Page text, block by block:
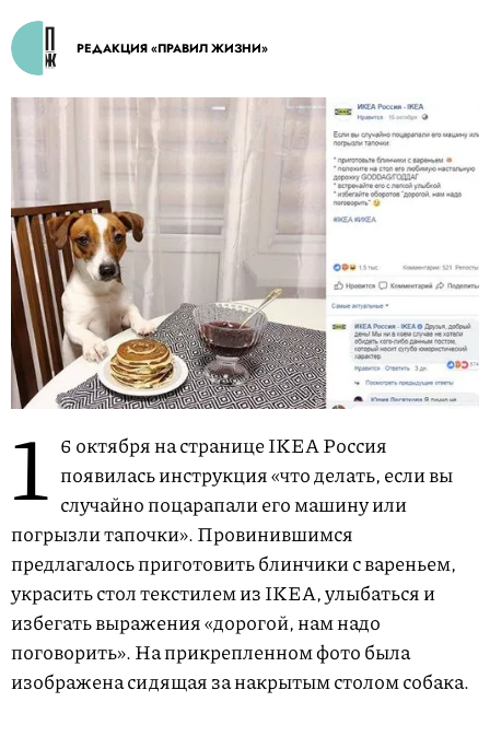
РЕДАКЦИЯ «ПРАВИЛ ЖИЗНИ»
1 6 октября на странице IKEA Россия
появилась инструкция «что делать, если вы
случайно поцарапали его машину или
погрызли тапочки». Провинившимся
предлагалось приготовить блинчики с вареньем,
украсить стол текстилем из IKEA, улыбаться и
избегать выражения «дорогой, нам надо
поговорить». На прикрепленном фото была
изображена сидящая за накрытым столом собака.